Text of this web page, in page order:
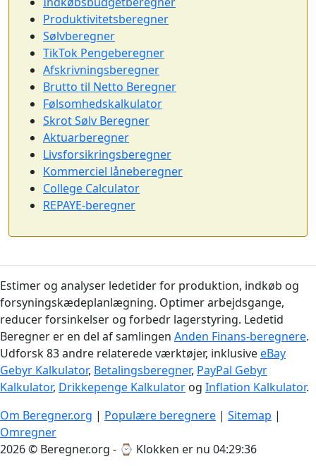
Produktivitetsberegner
Sølvberegner
TikTok Pengeberegner
Afskrivningsberegner
Brutto til Netto Beregner
Følsomhedskalkulator
Skrot Sølv Beregner
Aktuarberegner
Livsforsikringsberegner
Kommerciel låneberegner
College Calculator
REPAYE-beregner
Estimer og analyser ledetider for produktion, indkøb og
forsyningskædeplanlægning. Optimer arbejdsgange,
reducer forsinkelser og forbedr lagerstyring. Ledetid
Beregner er en del af samlingen Anden Finans-beregnere.
Udforsk 83 andre relaterede værktøjer, inklusiveeBay
Gebyr Kalkulator, Betalingsberegner, PayPal Gebyr
Kalkulator, Drikkepenge Kalkulator og Inflation Kalkulator.
Om Beregner.org | Populære beregnere | Sitemap |
Omregner
2026 © Beregner.org - ⌚ Klokken er nu 04:29:37